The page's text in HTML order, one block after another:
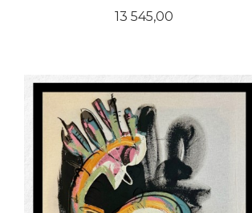
Pris
13 545,00